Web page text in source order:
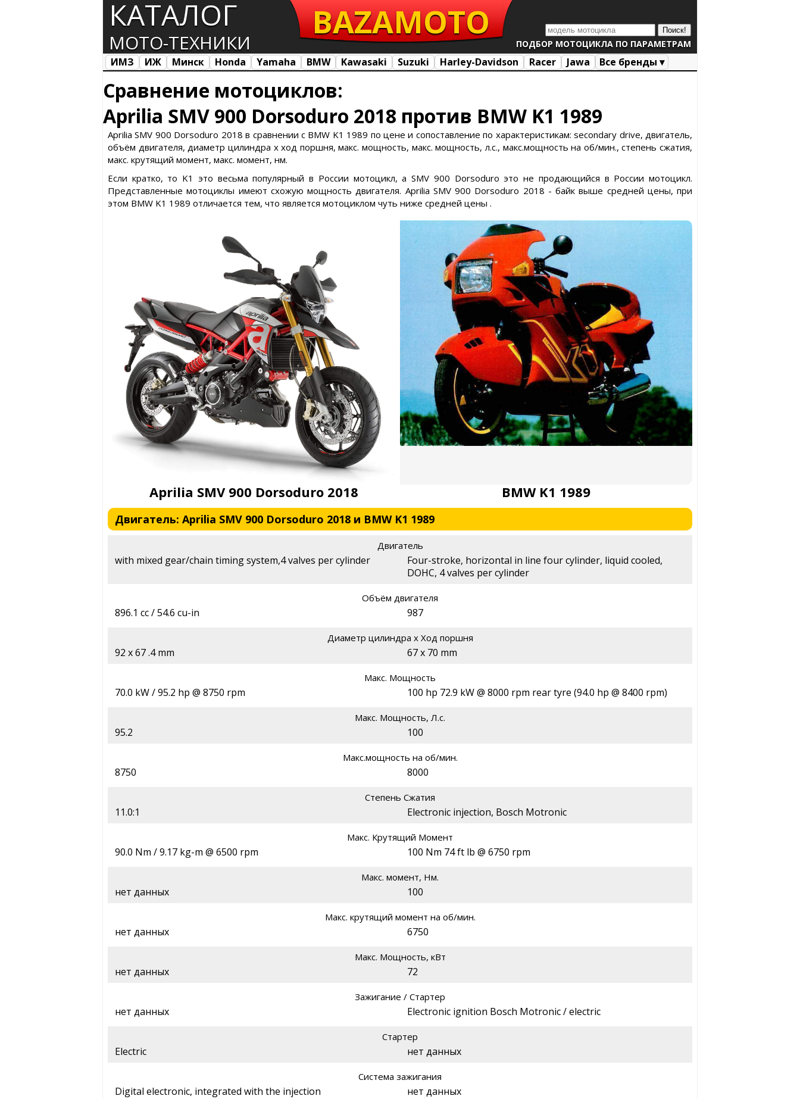
КАТАЛОГ
МОТО-ТЕХНИКИ ПОДБОР МОТОЦИКЛА ПО ПАРАМЕТРАМ
BAZAMOTO
ИМЗ ИЖ Минск Honda Yamaha BMW Kawasaki Suzuki Harley-Davidson Racer Jawa
Все бренды ▾
Сравнение мотоциклов:
Aprilia SMV 900 Dorsoduro 2018 против BMW K1 1989
Aprilia SMV 900 Dorsoduro 2018 в сравнении с BMW K1 1989 по цене и сопоставление по характеристикам: secondary drive, двигатель,
объём двигателя, диаметр цилиндра х ход поршня, макс. мощность, макс. мощность, л.с., макс.мощность на об/мин., степень сжатия,
макс. крутящий момент, макс. момент, нм.
Если кратко, то K1 это весьма популярный в России мотоцикл, а SMV 900 Dorsoduro это не продающийся в России мотоцикл.
Представленные мотоциклы имеют схожую мощность двигателя. Aprilia SMV 900 Dorsoduro 2018 - байк выше средней цены, при
этом BMW K1 1989 отличается тем, что является мотоциклом чуть ниже средней цены .
Aprilia SMV 900 Dorsoduro 2018 BMW K1 1989
Двигатель: Aprilia SMV 900 Dorsoduro 2018 и BMW K1 1989
Двигатель
with mixed gear/chain timing system,4 valves per cylinder
Four-stroke, horizontal in line four cylinder, liquid cooled,
DOHC, 4 valves per cylinder
Объём двигателя
896.1 cc / 54.6 cu-in 987
Диаметр цилиндра х Ход поршня
92 x 67 .4 mm 67 x 70 mm
Макс. Мощность
70.0 kW / 95.2 hp @ 8750 rpm 100 hp 72.9 kW @ 8000 rpm rear tyre (94.0 hp @ 8400 rpm)
Макс. Мощность, Л.с.
95.2 100
Макс.мощность на об/мин.
8750 8000
Степень Сжатия
11.0:1 Electronic injection, Bosch Motronic
Макс. Крутящий Момент
90.0 Nm / 9.17 kg-m @ 6500 rpm 100 Nm 74 ft lb @ 6750 rpm
Макс. момент, Нм.
нет данных 100
Макс. крутящий момент на об/мин.
нет данных 6750
Макс. Мощность, кВт
нет данных 72
Зажигание / Стартер
нет данных Electronic ignition Bosch Motronic / electric
Стартер
Electric нет данных
Система зажигания
Digital electronic, integrated with the injection нет данных